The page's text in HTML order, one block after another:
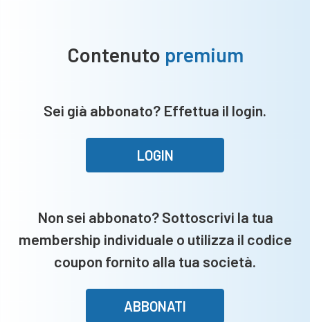
Contenuto premium
Sei già abbonato? Effettua il login.
LOGIN
Non sei abbonato? Sottoscrivi la tua
membership individuale o utilizza il codice
coupon fornito alla tua società.
ABBONATI